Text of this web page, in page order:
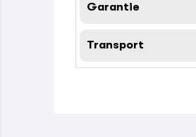
Garantie
Transport